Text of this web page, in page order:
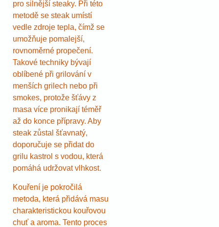
pro silnější steaky. Při této
metodě se steak umístí
vedle zdroje tepla, čímž se
umožňuje pomalejší,
rovnoměrné propečení.
Takové techniky bývají
oblíbené při grilování v
menších grilech nebo při
smokes, protože šťávy z
masa více pronikají téměř
až do konce přípravy. Aby
steak zůstal šťavnatý,
doporučuje se přidat do
grilu kastrol s vodou, která
pomáhá udržovat vlhkost.
Kouření je pokročilá
metoda, která přidává masu
charakteristickou kouřovou
chuť a aroma. Tento proces